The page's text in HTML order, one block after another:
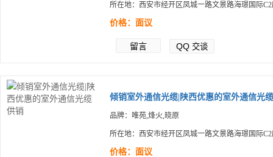
所在地：西安市经开区凤城一路文景路海璟国际
价格：面议
留言 QQ 交谈
倾销室外通信光缆|陕西优惠的室外通信光
品牌：唯苑,烽火,晓原
所在地：西安市经开区凤城一路文景路海璟国际
价格：面议